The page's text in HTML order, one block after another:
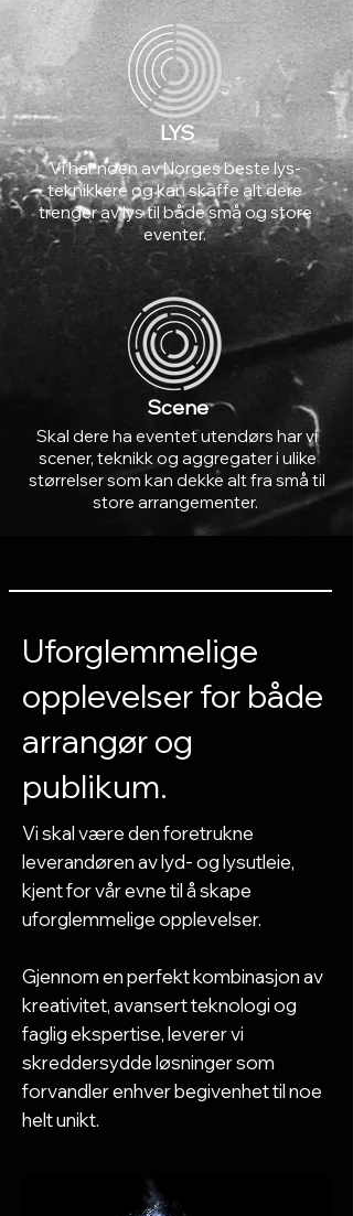
LYS
Vi har noen av Norges beste lys-
teknikkere og kan skaffe alt dere
trenger av lys til både små og store
eventer.
Scene
Skal dere ha eventet utendørs har vi
scener, teknikk og aggregater i ulike
størrelser som kan dekke alt fra små til
store arrangementer.
Uforglemmelige
opplevelser for både
arrangør og
publikum.
Vi skal være den foretrukne
leverandøren av lyd- og lysutleie,
kjent for vår evne til å skape
uforglemmelige opplevelser.
Gjennom en perfekt kombinasjon av
kreativitet, avansert teknologi og
faglig ekspertise, leverer vi
skreddersydde løsninger som
forvandler enhver begivenhet til noe
helt unikt.